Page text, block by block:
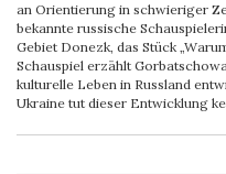
an Orientierung in schwieriger
bekannte russische
Gebiet Donezk, das Stück
Schauspiel erzählt
kulturelle Leben in Russland
Ukraine tut dieser Entwicklung